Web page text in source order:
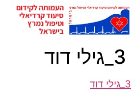
העמותה לקידום
סיעוד קרדיאלי
וטיפול נמרץ
בישראל
3_גילי דוד
3_גילי דוד